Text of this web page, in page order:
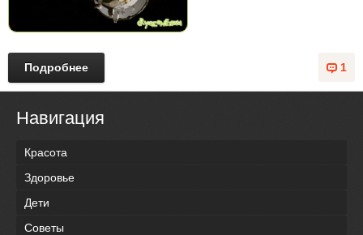
1
Подробнее
Навигация
Красота
Здоровье
Дети
Советы